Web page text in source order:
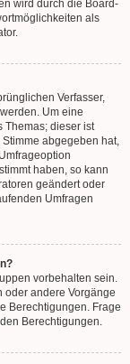
wird durch die Board-
als
Verfasser,
Um eine
Themas; dieser ist
abgegeben hat,
haben, so kann
geändert oder
Umfragen
vorbehalten sein.
oder andere Vorgänge
Berechtigungen. Frage
Berechtigungen.